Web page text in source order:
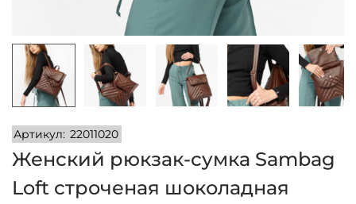
Артикул: 22011020
Женский рюкзак-сумка Sambag
Loft строченая шоколадная